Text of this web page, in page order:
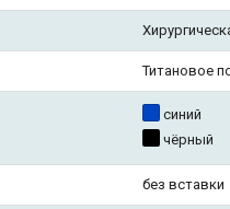
Титановое
синий
чёрный
без вставки